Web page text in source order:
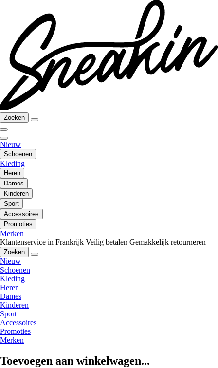
Zoeken
Nieuw
Schoenen
Kleding
Heren
Dames
Kinderen
Sport
Accessoires
Promoties
Merken
Klantenservice in Frankrijk Veilig betalen Gemakkelijk retourneren
Zoeken
Nieuw
Schoenen
Kleding
Heren
Dames
Kinderen
Sport
Accessoires
Promoties
Merken
Toevoegen aan winkelwagen...